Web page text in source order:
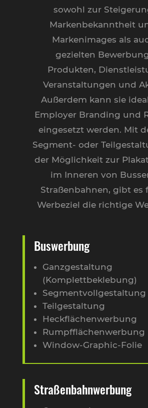
sowohl zur
Markenbekanntheit
Markenimages als
gezielten
Produkten,
Veranstaltungen und
Außerdem kann sie
Employer Branding und
eingesetzt werden. Mit
Segment- oder
der Möglichkeit zur
im Inneren von
Straßenbahnen, gibt es
Werbeziel die richtige
Buswerbung
Ganzgestaltung
(Komplettbeklebung)
Segmentvollgestaltung
Teilgestaltung
Heckflächenwerbung
Rumpfflächenwerbung
Window-Graphic-Folie
Straßenbahnwerbung